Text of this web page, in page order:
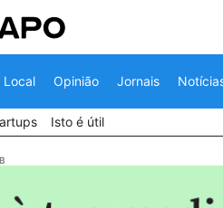
Local Opinião Jornais
Isto é útil